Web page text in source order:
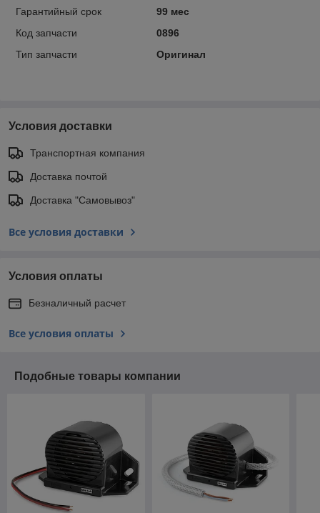
Гарантийный срок
99 мес
Код запчасти
0896
Тип запчасти
Оригинал
Условия доставки
Транспортная компания
Доставка почтой
Доставка "Самовывоз"
Все условия доставки
Условия оплаты
Безналичный расчет
Все условия оплаты
Подобные товары компании